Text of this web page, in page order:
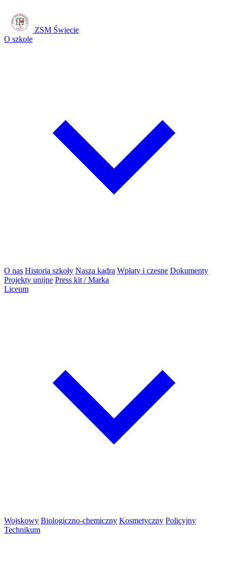
ZSM Świecie
O szkole
O nas Historia szkoły Nasza kadra Wpłaty i czesne Dokumenty
Projekty unijne Press kit / Marka
Liceum
Wojskowy Biologiczno-chemiczny Kosmetyczny Policyjny
Technikum